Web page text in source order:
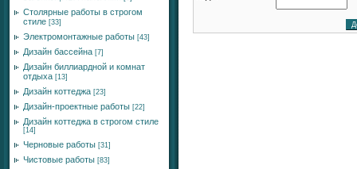
Столярные работы в строгом
стиле [33]
Электромонтажные работы [43]
Дизайн бассейна [7]
Дизайн биллиардной и комнат
отдыха [13]
Дизайн коттеджа [23]
Дизайн-проектные работы [22]
Дизайн коттеджа в строгом стиле
[14]
Черновые работы [31]
Чистовые работы [83]